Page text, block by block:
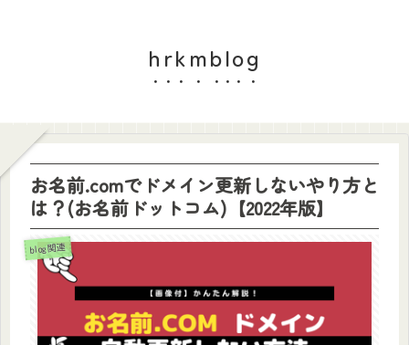
hrkmblog
お名前.comでドメイン更新しないやり方と
は？(お名前ドットコム)【2022年版】
blog関連